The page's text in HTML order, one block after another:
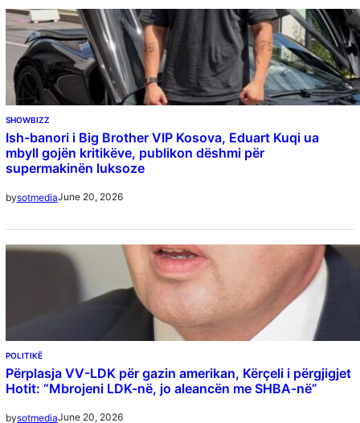
SHOWBIZZ
Ish-banori i Big Brother VIP Kosova, Eduart Kuqi ua
mbyll gojën kritikëve, publikon dëshmi për
supermakinën luksoze
bysotmediaJune 20, 2026
POLITIKË
Përplasja VV-LDK për gazin amerikan, Kërçeli i përgjigjet
Hotit: “Mbrojeni LDK-në, jo aleancën me SHBA-në”
bysotmediaJune 20, 2026